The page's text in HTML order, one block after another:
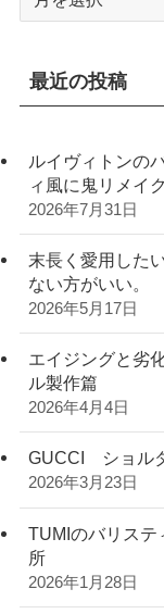
最近の投稿
ルイヴィトンの
ィ風に鬼リメイク
2026年7月31日
末長く愛用した
ない方がいい。
2026年5月17日
エイジングと劣
ル製作篇
2026年4月4日
GUCCI ショル
2026年3月23日
TUMIのバリステ
所
2026年1月28日